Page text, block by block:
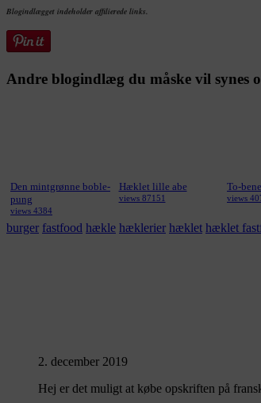
Blogindlægget indeholder affilierede links.
Andre blogindlæg du måske vil synes
Den mintgrønne boble-
pung
views 4384
Hæklet lille abe
views 87151
To-
views
burger fastfood hækle hæklerier hæklet hæklet
2. december 2019
Hej er det muligt at købe opskriften på